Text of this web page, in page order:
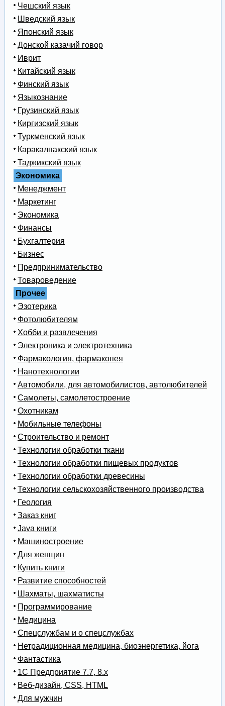
Чешский язык
Шведский язык
Японский язык
Донской казачий говор
Иврит
Китайский язык
Финский язык
Языкознание
Грузинский язык
Киргизский язык
Туркменский язык
Каракалпакский язык
Таджикский язык
Экономика
Менеджмент
Маркетинг
Экономика
Финансы
Бухгалтерия
Бизнес
Предпринимательство
Товароведение
Прочее
Эзотерика
Фотолюбителям
Хобби и развлечения
Электроника и электротехника
Фармакология, фармакопея
Нанотехнологии
Автомобили, для автомобилистов, автолюбителей
Самолеты, самолетостроение
Охотникам
Мобильные телефоны
Строительство и ремонт
Технологии обработки ткани
Технологии обработки пищевых продуктов
Технологии обработки древесины
Технологии сельскохозяйственного производства
Геология
Заказ книг
Java книги
Машиностроение
Для женщин
Купить книги
Развитие способностей
Шахматы, шахматисты
Программирование
Медицина
Спецслужбам и о спецслужбах
Нетрадиционная медицина, биоэнергетика, йога
Фантастика
1С Предприятие 7.7, 8.x
Веб-дизайн, CSS, HTML
Для мужчин